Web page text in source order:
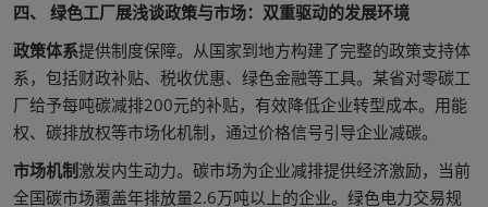
四、 绿色工厂展浅谈政策与市场：双重驱动的发展环境
政策体系提供制度保障。从国家到地方构建了完整的政策支持体
系，包括财政补贴、税收优惠、绿色金融等工具。某省对零碳工
厂给予每吨碳减排200元的补贴，有效降低企业转型成本。用能
权、碳排放权等市场化机制，通过价格信号引导企业减碳。
市场机制 激发内生动力。碳市场为企业减排提供经济激励，当前
全国碳市场覆盖年排放量2.6万吨以上的企业。绿色电力交易规